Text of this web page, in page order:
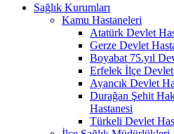
Sağlık Kurumları
Kamu Hastaneleri
Atatürk Devlet
Gerze Devlet
Boyabat 75.yıl
Erfelek İlçe Devlet
Ayancık Devlet
Durağan Şehit
Hastanesi
Türkeli Devlet